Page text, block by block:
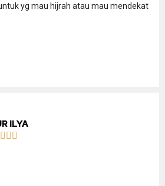
yg mau hijrah atau mau mendekat
ILYA
  